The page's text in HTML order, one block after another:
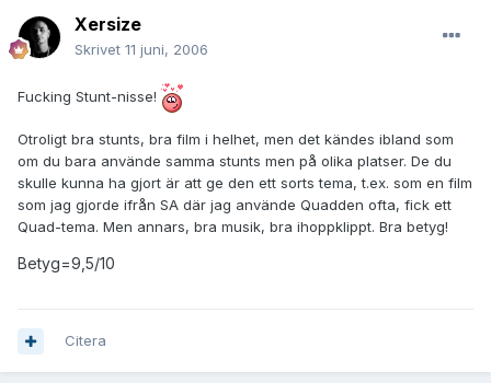
Xersize
Skrivet 11 juni, 2006
Fucking Stunt-nisse!
Otroligt bra stunts, bra film i helhet, men det kändes ibland som
om du bara använde samma stunts men på olika platser. De du
skulle kunna ha gjort är att ge den ett sorts tema, t.ex. som en film
som jag gjorde ifrån SA där jag använde Quadden ofta, fick ett
Quad-tema. Men annars, bra musik, bra ihoppklippt. Bra betyg!
Betyg=9,5/10
Citera